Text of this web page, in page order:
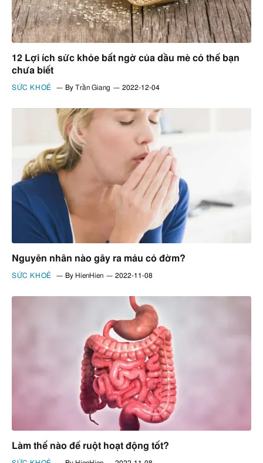
12 Lợi ích sức khỏe bất ngờ của dầu mè có thể bạn
chưa biết
SỨC KHOẺ By Trần Giang 2022-12-04
Nguyên nhân nào gây ra máu có đờm?
SỨC KHOẺ By HienHien 2022-11-08
Làm thế nào để ruột hoạt động tốt?